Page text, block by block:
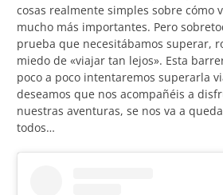
cosas realmente simples sobre cómo
mucho más importantes. Pero
prueba que necesitábamos superar,
miedo de «viajar tan lejos». Esta
poco a poco intentaremos superarla
deseamos que nos acompañéis a
nuestras aventuras, se nos va a
todos…